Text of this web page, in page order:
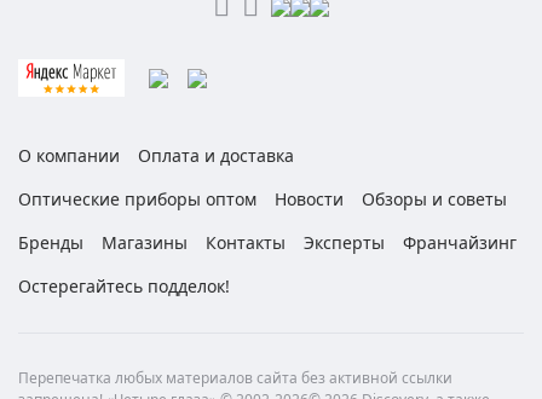
О компании
Оплата и доставка
Оптические приборы оптом
Новости
Обзоры и советы
Бренды
Магазины Контакты Эксперты
Франчайзинг
Остерегайтесь подделок!
Перепечатка любых материалов сайта без активной ссылки